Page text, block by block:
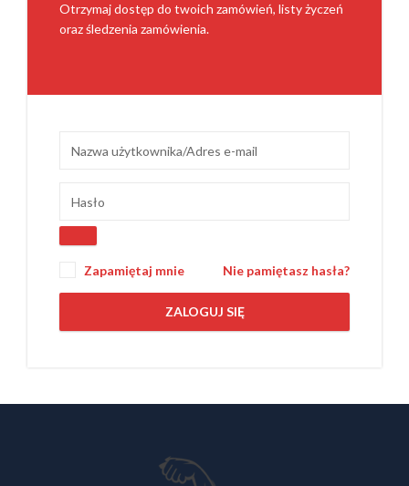
Otrzymaj dostęp do twoich zamówień, listy życzeń
oraz śledzenia zamówienia.
Zapamiętaj mnie Nie pamiętasz hasła?
ZALOGUJ SIĘ